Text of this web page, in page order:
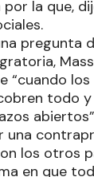
la que,
pregunta
“cuando
todo
una
los otros
en que